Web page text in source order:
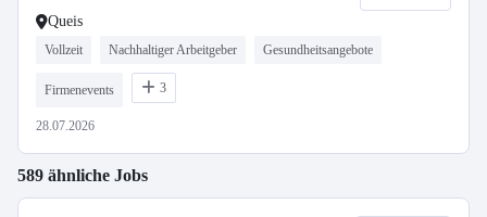
Queis
Vollzeit Nachhaltiger Arbeitgeber Gesundheitsangebote
Firmenevents 3
28.07.2026
589 ähnliche Jobs